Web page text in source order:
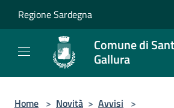
Regione Sardegna
Comune di
Gallura
Home > Novità > Avvisi >